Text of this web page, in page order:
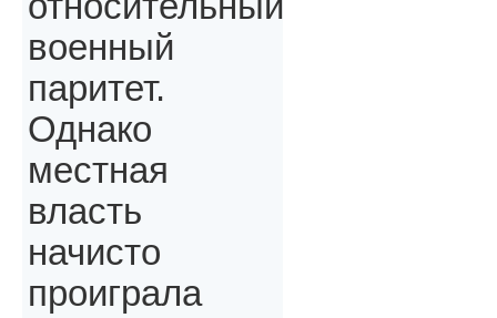
военный
паритет.
Однако
местная
власть
начисто
проиграла